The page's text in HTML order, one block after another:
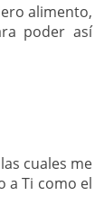
alimento,
poder así
cuales me
a Ti como el